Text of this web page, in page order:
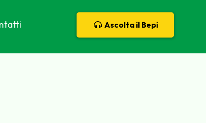
Ascolta il Bepi